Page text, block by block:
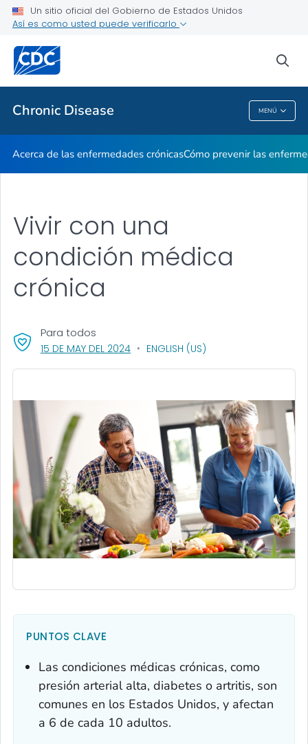
Un sitio oficial del Gobierno de Estados Unidos
Así es como usted puede verificarlo
Chronic Disease MENÚ
Temas relacionados
Chronic Disease
Acerca de las enfermedades crónicasCómo prevenir las
Vivir con una
condición médica
crónica
15 DE MAY DEL 2024, VISIT LINK FOR DETAILS.
ENGLISH (US)
Para todos
PUNTOS CLAVE
Las condiciones médicas crónicas, como
presión arterial alta, diabetes o artritis, son
comunes en los Estados Unidos, y afectan
a 6 de cada 10 adultos.